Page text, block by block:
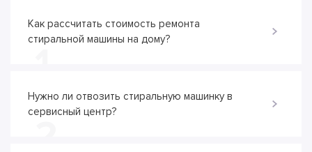
Как рассчитать стоимость ремонта
стиральной машины на дому?
Нужно ли отвозить стиральную машинку в
сервисный центр?